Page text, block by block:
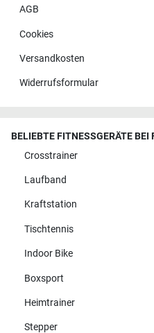
AGB
Cookies
Versandkosten
Widerrufsformular
BELIEBTE FITNESSGERÄTE BEI
Crosstrainer
Laufband
Kraftstation
Tischtennis
Indoor Bike
Boxsport
Heimtrainer
Stepper